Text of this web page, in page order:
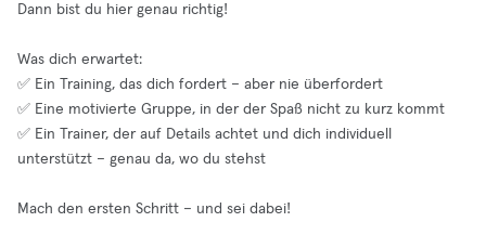
Dann bist du hier genau richtig!
Was dich erwartet:
✅ Ein Training, das dich fordert – aber nie überfordert
✅ Eine motivierte Gruppe, in der der Spaß nicht zu kurz kommt
✅ Ein Trainer, der auf Details achtet und dich individuell
unterstützt – genau da, wo du stehst
Mach den ersten Schritt – und sei dabei!